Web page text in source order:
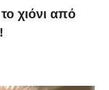
χιόνι από